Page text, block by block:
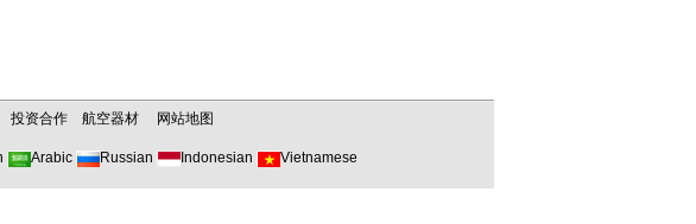
投资合作 航空器材
网站地图
Arabic Russian Indonesian Vietnamese